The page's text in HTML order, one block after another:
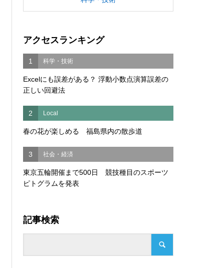
アクセスランキング
1 科学・技術
Excelにも誤差がある？ 浮動小数点演算誤差の
正しい回避法
2 Local
春の花が楽しめる 福島県内の散歩道
3 社会・経済
東京五輪開催まで500日 競技種目のスポーツ
ピトグラムを発表
記事検索